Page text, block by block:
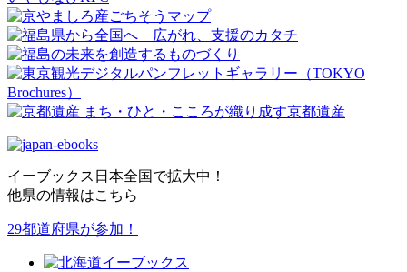
イーブックス日本全国で拡大中！
他県の情報はこちら
29都道府県が参加！